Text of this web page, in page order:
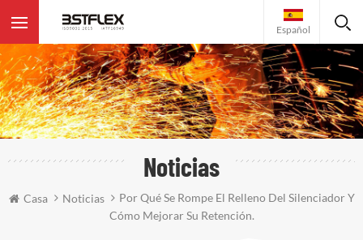
Español
Noticias
Casa Noticias
Por Qué Se Rompe El Relleno Del Silenciador Y
Cómo Mejorar Su Retención.